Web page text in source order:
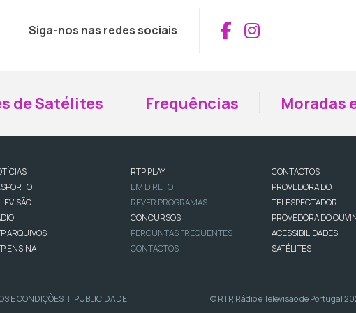
Siga-nos nas redes sociais Aceder ao
Aceder ao
de Satélites Frequências Moradas
ARQUIVOS
ENSINA
RTP PLAY
EM DIRETO
REVER PROGRAMAS
CONCURSOS
PERGUNTAS FREQUENTES
CONTACTOS
CONTACTOS
PROVEDORA DO
TELESPECTADOR
PROVEDORA DO
ACESSIBILIDADES
SATÉLITES
E CONDIÇÕES | PUBLICIDADE © RTP, Rádio e Televisão de Portugal